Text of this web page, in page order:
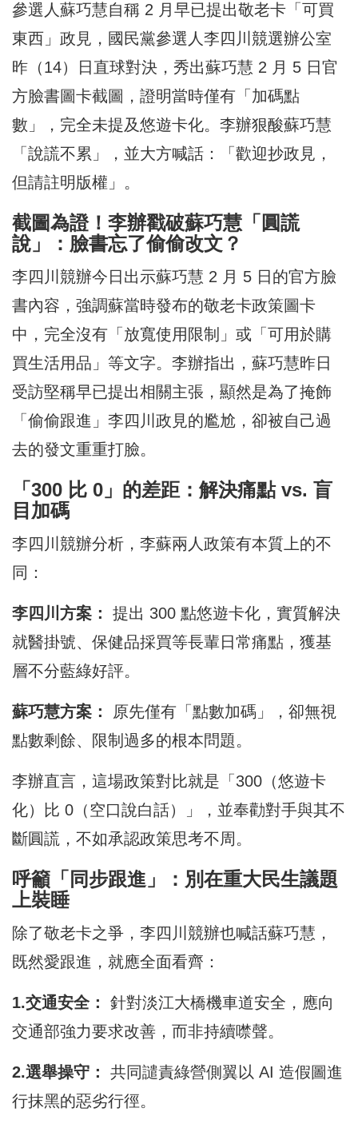
參選人蘇巧慧自稱 2 月早已提出敬老卡「可買
東西」政見，國民黨參選人李四川競選辦公室
昨（14）日直球對決，秀出蘇巧慧 2 月 5 日官
方臉書圖卡截圖，證明當時僅有「加碼點
數」，完全未提及悠遊卡化。李辦狠酸蘇巧慧
「說謊不累」，並大方喊話：「歡迎抄政見，
但請註明版權」。
截圖為證！李辦戳破蘇巧慧「圓謊
說」：臉書忘了偷偷改文？
李四川競辦今日出示蘇巧慧 2 月 5 日的官方臉
書內容，強調蘇當時發布的敬老卡政策圖卡
中，完全沒有「放寬使用限制」或「可用於購
買生活用品」等文字。李辦指出，蘇巧慧昨日
受訪堅稱早已提出相關主張，顯然是為了掩飾
「偷偷跟進」李四川政見的尷尬，卻被自己過
去的發文重重打臉。
「300 比 0」的差距：解決痛點 vs. 盲
目加碼
李四川競辦分析，李蘇兩人政策有本質上的不
同：
李四川方案：
提出 300 點悠遊卡化，實質解決
就醫掛號、保健品採買等長輩日常痛點，獲基
層不分藍綠好評。
蘇巧慧方案：
原先僅有「點數加碼」，卻無視
點數剩餘、限制過多的根本問題。
李辦直言，這場政策對比就是「300（悠遊卡
化）比 0（空口說白話）」，並奉勸對手與其不
斷圓謊，不如承認政策思考不周。
呼籲「同步跟進」：別在重大民生議題
上裝睡
除了敬老卡之爭，李四川競辦也喊話蘇巧慧，
既然愛跟進，就應全面看齊：
1.交通安全：
針對淡江大橋機車道安全，應向
交通部強力要求改善，而非持續噤聲。
2.選舉操守：
共同譴責綠營側翼以 AI 造假圖進
行抹黑的惡劣行徑。